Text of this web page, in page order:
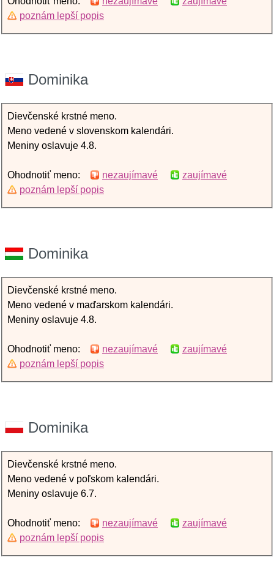
poznám lepší popis
Dominika
Dievčenské krstné meno.
Meno vedené v slovenskom kalendári.
Meniny oslavuje 4.8.
Ohodnotiť meno: nezaujímavé
zaujímavé
poznám lepší popis
Dominika
Dievčenské krstné meno.
Meno vedené v maďarskom kalendári.
Meniny oslavuje 4.8.
Ohodnotiť meno: nezaujímavé
zaujímavé
poznám lepší popis
Dominika
Dievčenské krstné meno.
Meno vedené v poľskom kalendári.
Meniny oslavuje 6.7.
Ohodnotiť meno: nezaujímavé
zaujímavé
poznám lepší popis